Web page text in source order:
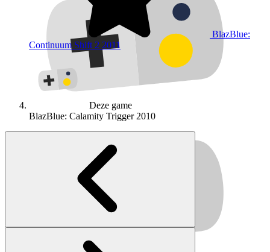
BlazBlue:
Continuum Shift 2 2011
Deze game
BlazBlue: Calamity Trigger 2010